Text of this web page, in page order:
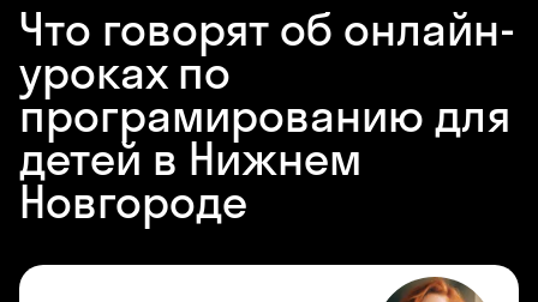
Что говорят об онлайн-
уроках по
програмированию для
детей в Нижнем
Новгороде